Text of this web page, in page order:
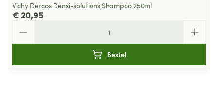
Vichy Dercos Densi-solutions Shampoo 250ml
€ 20,95
Bestel